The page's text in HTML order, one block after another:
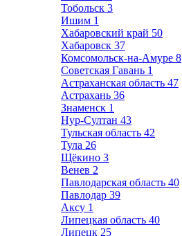
Тобольск 3
Ишим 1
Хабаровский край 50
Хабаровск 37
Комсомольск-на-Амуре 8
Советская Гавань 1
Астраханская область 47
Астрахань 36
Знаменск 1
Нур-Султан 43
Тульская область 42
Тула 26
Щёкино 3
Венев 2
Павлодарская область 40
Павлодар 39
Аксу 1
Липецкая область 40
Липецк 25